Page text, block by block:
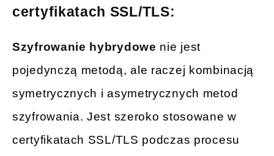
certyfikatach SSL/TLS:
Szyfrowanie hybrydowe nie jest
pojedynczą metodą, ale raczej kombinacją
symetrycznych i asymetrycznych metod
szyfrowania. Jest szeroko stosowane w
certyfikatach SSL/TLS podczas procesu